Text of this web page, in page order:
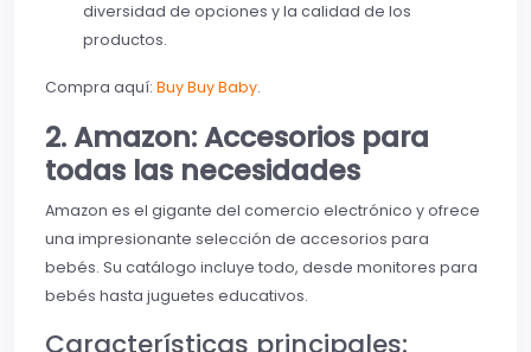
diversidad de opciones y la calidad de los
productos.
Compra aquí: Buy Buy Baby.
2. Amazon: Accesorios para
todas las necesidades
Amazon es el gigante del comercio electrónico y ofrece
una impresionante selección de accesorios para
bebés. Su catálogo incluye todo, desde monitores para
bebés hasta juguetes educativos.
Características principales: